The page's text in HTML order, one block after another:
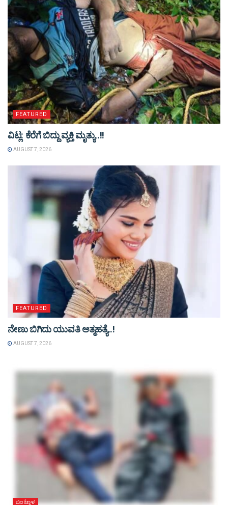
FEATURED
ವಿಟ್ಲ: ಕೆರೆಗೆ ಬಿದ್ದು ವ್ಯಕ್ತಿ ಮೃತ್ಯು..!!
AUGUST 7, 2026
FEATURED
ನೇಣು ಬಿಗಿದು ಯುವತಿ ಆತ್ಮಹತ್ಯೆ..!
AUGUST 7, 2026
ಬಂಟ್ವಾಳ